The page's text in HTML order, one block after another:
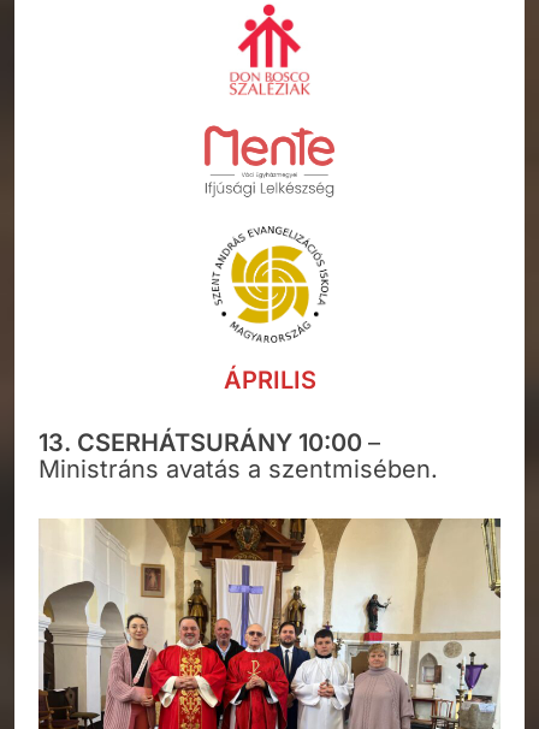
ÁPRILIS
13. CSERHÁTSURÁNY 10:00 –
Ministráns avatás a szentmisében.